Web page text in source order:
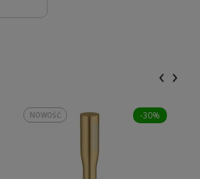
-30%
NOWOŚĆ
‹ ›